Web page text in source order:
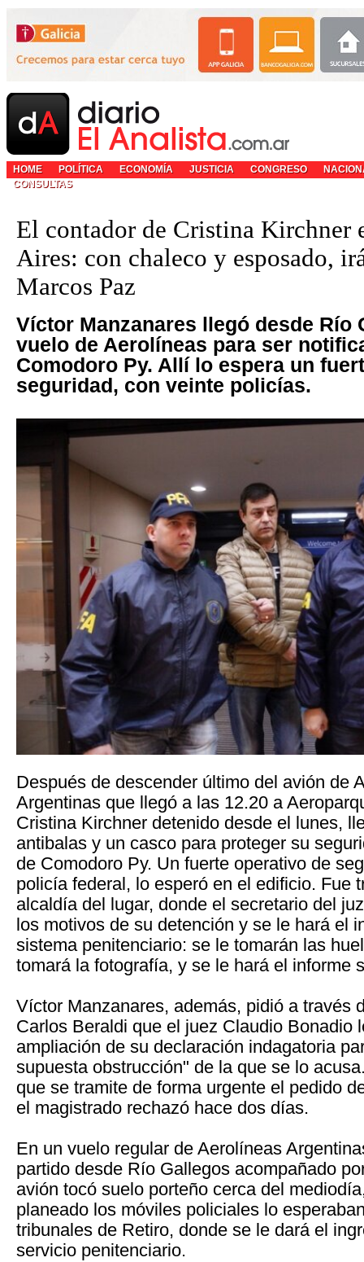
HOME POLÍTICA ECONOMÍA JUSTICIA CONGRESO
CONSULTAS
El contador de Cristina Kirchner
Aires: con chaleco y esposado,
Marcos Paz
Víctor Manzanares llegó desde Río
vuelo de Aerolíneas para ser
Comodoro Py. Allí lo espera un
seguridad, con veinte policías.
Después de descender último del avión de
Argentinas que llegó a las 12.20 a
Cristina Kirchner detenido desde el lunes,
antibalas y un casco para proteger su
de Comodoro Py. Un fuerte operativo de
policía federal, lo esperó en el edificio. Fue
alcaldía del lugar, donde el secretario del
los motivos de su detención y se le hará el
sistema penitenciario: se le tomarán las
tomará la fotografía, y se le hará el informe
Víctor Manzanares, además, pidió a través
Carlos Beraldi que el juez Claudio Bonadio
ampliación de su declaración indagatoria
supuesta obstrucción" de la que se lo
que se tramite de forma urgente el pedido
el magistrado rechazó hace dos días.
En un vuelo regular de Aerolíneas
partido desde Río Gallegos acompañado
avión tocó suelo porteño cerca del
planeado los móviles policiales lo
tribunales de Retiro, donde se le dará el
servicio penitenciario.